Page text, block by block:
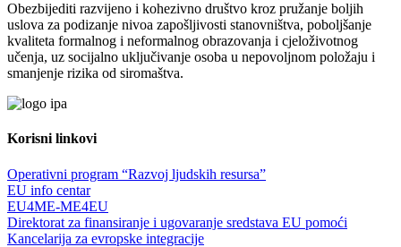
Obezbijediti razvijeno i kohezivno društvo kroz pružanje boljih
uslova za podizanje nivoa zapošljivosti stanovništva, poboljšanje
kvaliteta formalnog i neformalnog obrazovanja i cjeloživotnog
učenja, uz socijalno uključivanje osoba u nepovoljnom položaju i
smanjenje rizika od siromaštva.
Korisni linkovi
Operativni program “Razvoj ljudskih resursa”
EU info centar
EU4ME-ME4EU
Direktorat za finansiranje i ugovaranje sredstava EU pomoći
Kancelarija za evropske integracije